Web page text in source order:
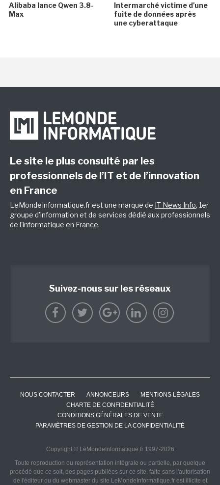
Alibaba lance Qwen 3.8-
Max
Intermarché victime d'une
fuite de données après
une cyberattaque
Le site le plus consulté par les
professionnels de l’IT et de l’innovation
en France
LeMondeInformatique.fr est une marque de IT News Info, 1er
groupe d'information et de services dédié aux professionnels
de l'informatique en France.
Suivez-nous sur les réseaux
NOUS CONTACTER ANNONCEURS
MENTIONS LÉGALES
CHARTE DE CONFIDENTIALITÉ
CONDITIONS GÉNÉRALES DE VENTE
PARAMÈTRES DE GESTION DE LA CONFIDENTIALITÉ
Copyright © LeMondeInformatique.fr 1997-2026
Toute reproduction ou représentation intégrale ou partielle, par quelque
procédé que ce soit, des pages publiées sur ce site, faite sans l'autorisation
de l'éditeur ou du webmaster du site LeMondeInformatique.fr est illicite et